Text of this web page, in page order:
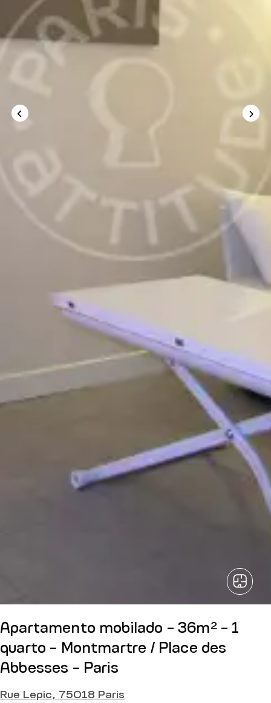
Apartamento mobilado - 36m² - 1
quarto - Montmartre / Place des
Abbesses - Paris
Rue Lepic, 75018 Paris